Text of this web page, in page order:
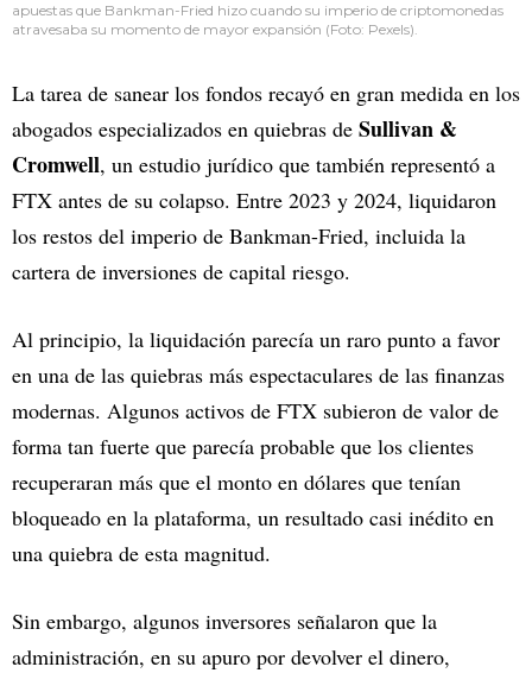
apuestas que Bankman-Fried hizo cuando su imperio de criptomonedas
atravesaba su momento de mayor expansión (Foto: Pexels).
La tarea de sanear los fondos recayó en gran medida en los
abogados especializados en quiebras de Sullivan &
Cromwell, un estudio jurídico que también representó a
FTX antes de su colapso. Entre 2023 y 2024, liquidaron
los restos del imperio de Bankman-Fried, incluida la
cartera de inversiones de capital riesgo.
Al principio, la liquidación parecía un raro punto a favor
en una de las quiebras más espectaculares de las finanzas
modernas. Algunos activos de FTX subieron de valor de
forma tan fuerte que parecía probable que los clientes
recuperaran más que el monto en dólares que tenían
bloqueado en la plataforma, un resultado casi inédito en
una quiebra de esta magnitud.
Sin embargo, algunos inversores señalaron que la
administración, en su apuro por devolver el dinero,